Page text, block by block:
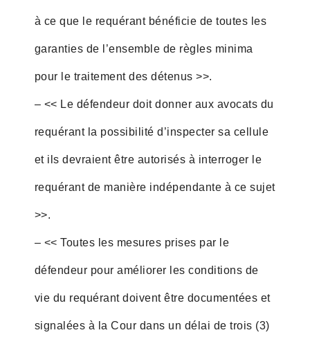
à ce que le requérant bénéficie de toutes les
garanties de l’ensemble de règles minima
pour le traitement des détenus >>.
– << Le défendeur doit donner aux avocats du
requérant la possibilité d’inspecter sa cellule
et ils devraient être autorisés à interroger le
requérant de manière indépendante à ce sujet
>>.
– << Toutes les mesures prises par le
défendeur pour améliorer les conditions de
vie du requérant doivent être documentées et
signalées à la Cour dans un délai de trois (3)